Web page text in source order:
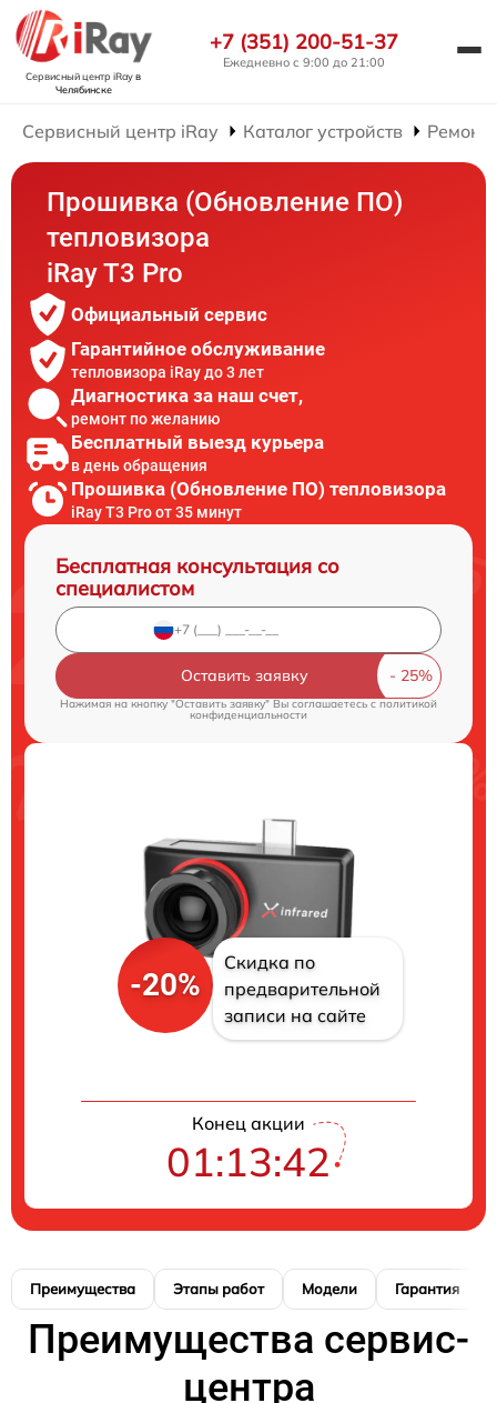
Сервисный центр iRayв
Челябинске
+7 (351) 200-51-37
Ежедневно с 9:00 до 21:00
Сервисный центр iRay Каталог устройств Ремонт
Прошивка (Обновление ПО)
тепловизора
iRay T3 Pro
Официальный сервис
Гарантийное обслуживание
тепловизора iRay до 3 лет
Диагностика за наш счет,
ремонт по желанию
Бесплатный выезд курьера
в день обращения
Прошивка (Обновление ПО) тепловизора
iRay T3 Pro от 35 минут
Бесплатная консультация со
специалистом
Оставить заявку
Нажимая на кнопку "Оставить заявку" Вы соглашаетесь cполитикой
конфиденциальности
-20%
Скидка по
предварительной
записи на сайте
Конец акции
01:13:41
Преимущества Этапы работ Модели Гарантия
Преимущества сервис-
центра